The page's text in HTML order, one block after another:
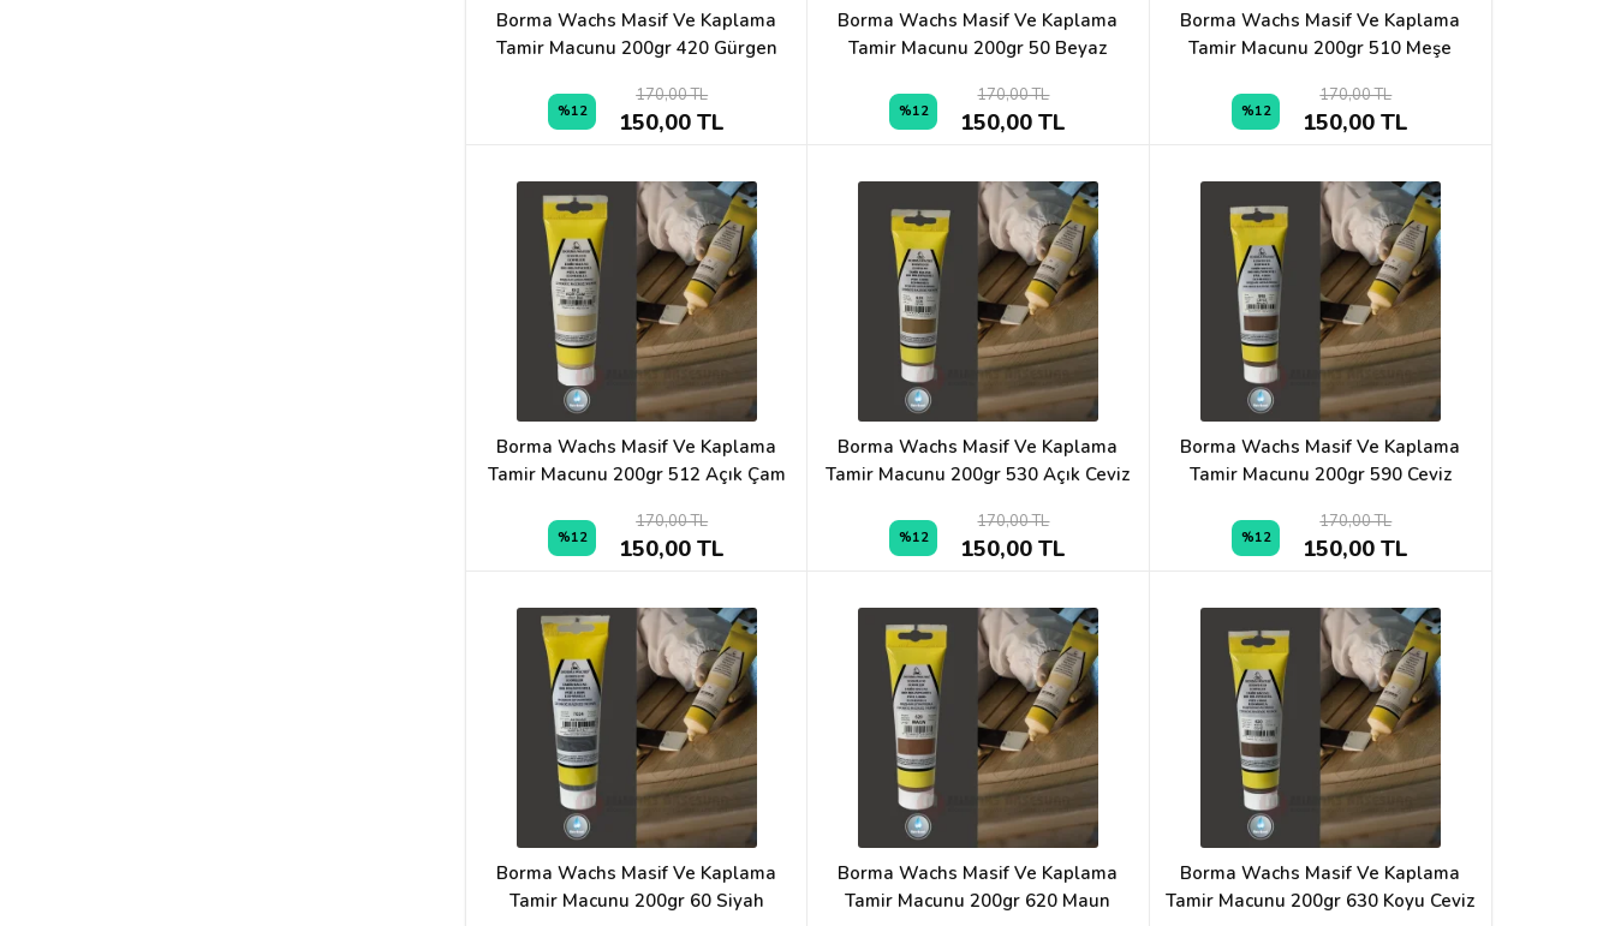
Borma Wachs Masif Ve Kaplama
Tamir Macunu 200gr 420 Gürgen
%12
170,00 TL
150,00 TL
Borma Wachs Masif Ve Kaplama
Tamir Macunu 200gr 50 Beyaz
%12
170,00 TL
150,00 TL
Borma Wachs Masif Ve Kaplama
Tamir Macunu 200gr 510 Meşe
%12
170,00 TL
150,00 TL
Borma Wachs Masif Ve Kaplama
Tamir Macunu 200gr 512 Açık Çam
%12
170,00 TL
150,00 TL
Borma Wachs Masif Ve Kaplama
Tamir Macunu 200gr 530 Açık Ceviz
%12
170,00 TL
150,00 TL
Borma Wachs Masif Ve Kaplama
Tamir Macunu 200gr 590 Ceviz
%12
170,00 TL
150,00 TL
Borma Wachs Masif Ve Kaplama
Tamir Macunu 200gr 60 Siyah
Borma Wachs Masif Ve Kaplama
Tamir Macunu 200gr 620 Maun
Borma Wachs Masif Ve Kaplama
Tamir Macunu 200gr 630 Koyu Ceviz